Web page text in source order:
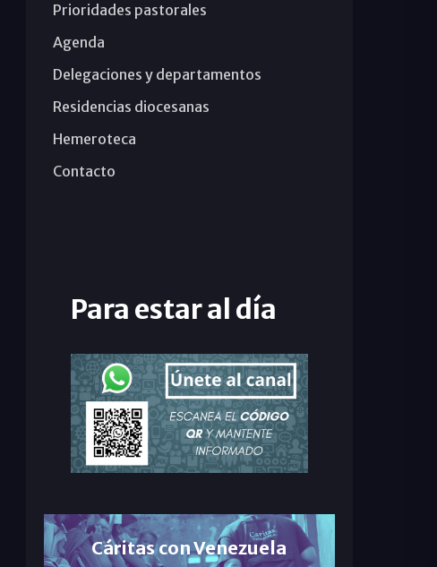
Prioridades pastorales
Agenda
Delegaciones y departamentos
Residencias diocesanas
Hemeroteca
Contacto
Para estar al día
Cáritas con Venezuela